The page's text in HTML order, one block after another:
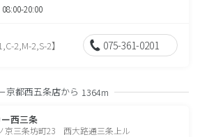
08:00-20:00
2,M-2,S-2】 075-361-0201
京都西五条店から 1364m
西三条
京三条坊町23 西大路通三条上ル